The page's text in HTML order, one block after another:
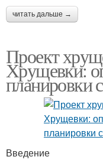
читать дальше →
Проект
Хрущевки:
планировки
Введение